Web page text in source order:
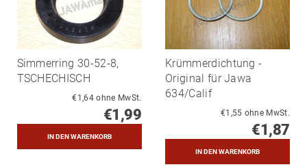
Simmerring 30-52-8,
TSCHECHISCH
€1,64 ohne MwSt.
€1,99
Krümmerdichtung -
Original für Jawa
634/Calif
€1,55 ohne MwSt.
€1,87